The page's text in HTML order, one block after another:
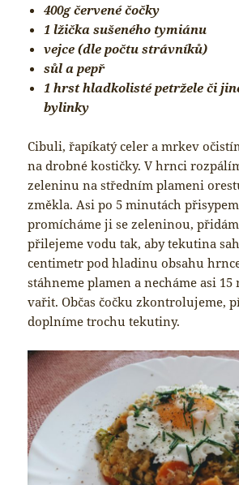
400g červené čočky
1 lžička sušeného tymiánu
vejce (dle počtu strávníků)
sůl a pepř
1 hrst hladkolisté petržele či
bylinky
Cibuli, řapíkatý celer a mrkev
na drobné kostičky. V hrnci
zeleninu na středním plameni
změkla. Asi po 5 minutách
promícháme ji se zeleninou,
přilejeme vodu tak, aby tekutina
centimetr pod hladinu obsahu
stáhneme plamen a necháme asi
vařit. Občas čočku zkontrolujeme,
doplníme trochu tekutiny.